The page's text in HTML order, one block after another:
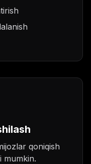
qoniqish
mumkin.